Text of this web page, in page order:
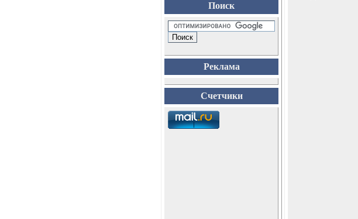
Поиск
Реклама
Счетчики